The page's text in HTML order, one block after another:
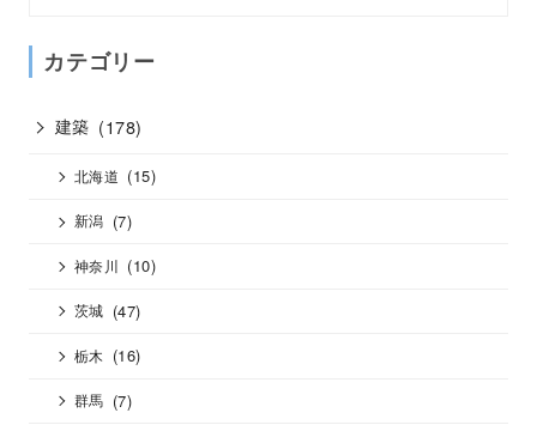
カテゴリー
建築 (178)
北海道 (15)
新潟 (7)
神奈川 (10)
茨城 (47)
栃木 (16)
群馬 (7)